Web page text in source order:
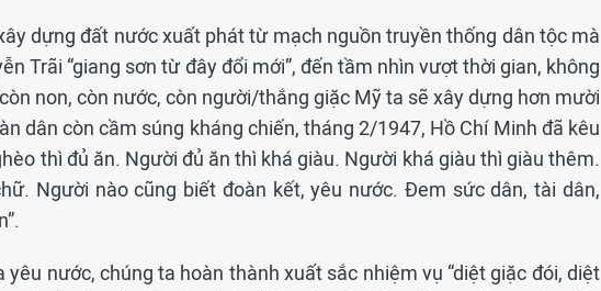
dựng đất nước xuất phát từ mạch nguồn truyền thống dân tộc mà
Trãi “giang sơn từ đây đổi mới”, đến tầm nhìn vượt thời gian, không
non, còn nước, còn người/thắng giặc Mỹ ta sẽ xây dựng hơn mười
dân còn cầm súng kháng chiến, tháng 2/1947, Hồ Chí Minh đã kêu
thì đủ ăn. Người đủ ăn thì khá giàu. Người khá giàu thì giàu thêm.
Người nào cũng biết đoàn kết, yêu nước. Đem sức dân, tài dân,
yêu nước, chúng ta hoàn thành xuất sắc nhiệm vụ “diệt giặc đói, diệt